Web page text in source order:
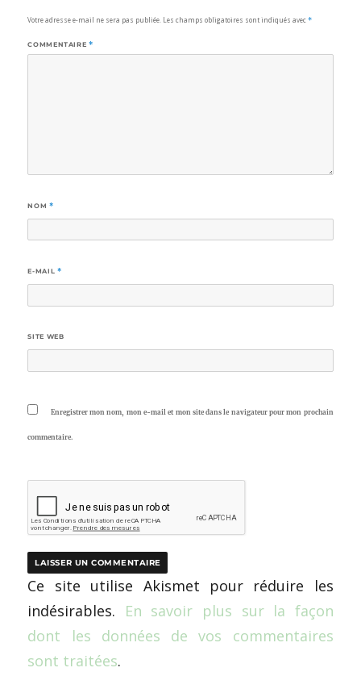
Votre adresse e-mail ne sera pas publiée. Les champs obligatoires sont indiqués avec*
COMMENTAIRE *
NOM *
E-MAIL *
SITE WEB
Enregistrer mon nom, mon e-mail et mon site dans le navigateur pour mon prochain
commentaire.
Ce site utilise Akismet pour réduire les
indésirables. En savoir plus sur la façon
dont les données de vos commentaires
sont traitées.